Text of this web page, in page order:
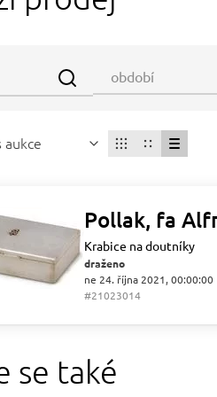
aukce
Pollak, fa
Krabice na doutníky
draženo
ne 24. října 2021, 00:00:00
#21023014
se také